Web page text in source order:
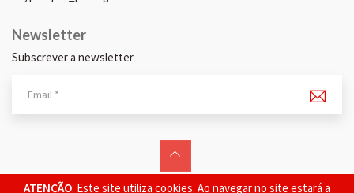
ATENÇÃO: Este site utiliza cookies. Ao navegar no site estará a
Newsletter
Subscrever a newsletter
© 2026 FPAS. Todos os direitos reservados.